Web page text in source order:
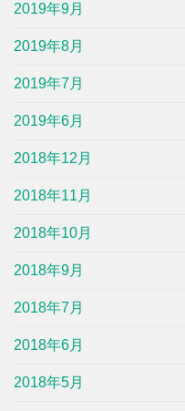
2019年9月
2019年8月
2019年7月
2019年6月
2018年12月
2018年11月
2018年10月
2018年9月
2018年7月
2018年6月
2018年5月